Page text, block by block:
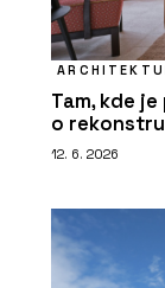
Tam, kde
o
12. 6. 2026